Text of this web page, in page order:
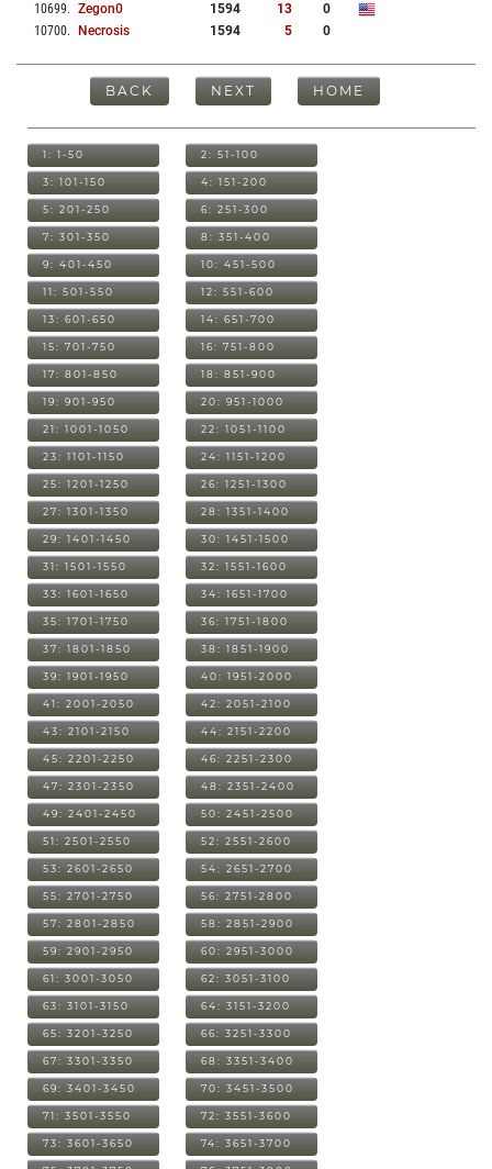
10699. Zegon0 1594 13
0
10700. Necrosis 1594 5 0
BACK NEXT HOME
1: 1-50 2: 51-100
3: 101-150 4: 151-200
5: 201-250 6: 251-300
7: 301-350 8: 351-400
9: 401-450 10: 451-500
11: 501-550 12: 551-600
13: 601-650 14: 651-700
15: 701-750 16: 751-800
17: 801-850 18: 851-900
19: 901-950 20: 951-1000
21: 1001-1050 22: 1051-1100
23: 1101-1150 24: 1151-1200
25: 1201-1250 26: 1251-1300
27: 1301-1350 28: 1351-1400
29: 1401-1450 30: 1451-1500
31: 1501-1550 32: 1551-1600
33: 1601-1650 34: 1651-1700
35: 1701-1750 36: 1751-1800
37: 1801-1850 38: 1851-1900
39: 1901-1950 40: 1951-2000
41: 2001-2050 42: 2051-2100
43: 2101-2150 44: 2151-2200
45: 2201-2250 46: 2251-2300
47: 2301-2350 48: 2351-2400
49: 2401-2450 50: 2451-2500
51: 2501-2550 52: 2551-2600
53: 2601-2650 54: 2651-2700
55: 2701-2750 56: 2751-2800
57: 2801-2850 58: 2851-2900
59: 2901-2950 60: 2951-3000
61: 3001-3050 62: 3051-3100
63: 3101-3150 64: 3151-3200
65: 3201-3250 66: 3251-3300
67: 3301-3350 68: 3351-3400
69: 3401-3450 70: 3451-3500
71: 3501-3550 72: 3551-3600
73: 3601-3650 74: 3651-3700